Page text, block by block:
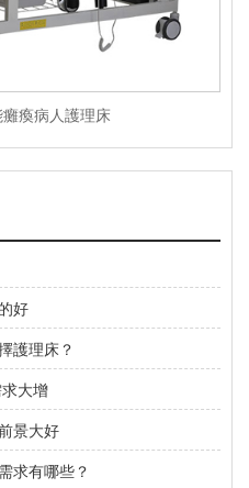
瘓病人護理床
好
護理床？
大增
景大好
求有哪些？